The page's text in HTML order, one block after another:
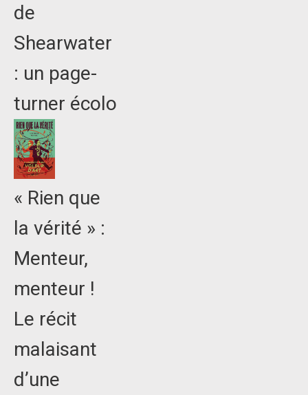
de
Shearwater
: un page-
turner écolo
« Rien que
la vérité » :
Menteur,
menteur !
Le récit
malaisant
d’une